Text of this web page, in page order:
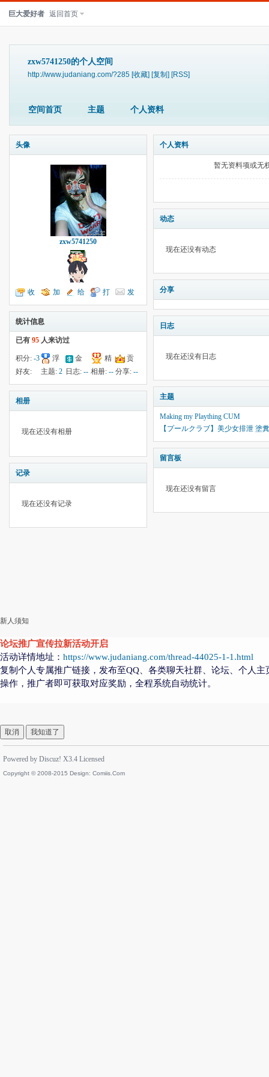
巨大爱好者 返回首页
zxw5741250的个人空间
http://www.judaniang.com/?285 [收藏] [复制] [RSS]
空间首页 主题 个人资料
头像
zxw5741250
收
听TA
加
为好友
给
我留言
打
个招呼
发
送消息
统计信息
已有 95 人来访过
积分: -3
浮
云:53
金
钱:5
精
华:--
贡
献:--
好友:
24
主题: 2 日志:-- 相册: -- 分享:--
相册
现在还没有相册
记录
现在还没有记录
个人资料
暂无资料项或无
动态
现在还没有动态
分享
日志
现在还没有日志
主题
Making my Plaything CUM
【プールクラブ】美少女排泄 塗
留言板
现在还没有留言
新人须知
论坛推广宣传拉新活动开启
活动详情地址： https://www.judaniang.com/thread-44025-1-1.html
复制个人专属推广链接，发布至QQ、各类聊天社群、论坛、个人
操作，推广者即可获取对应奖励，全程系统自动统计。
取消 我知道了
Powered by Discuz! X3.4 Licensed
Copyright © 2008-2015 Design: Comiis.Com